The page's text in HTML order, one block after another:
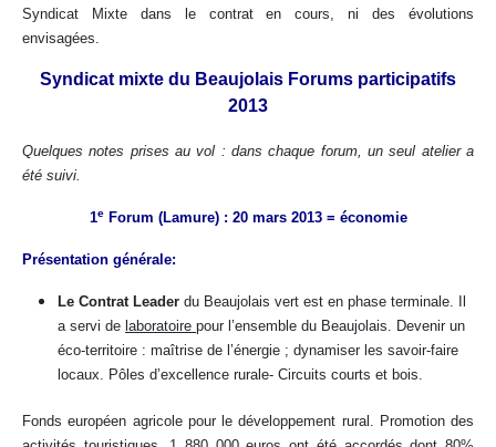
Syndicat Mixte dans le contrat en cours, ni des évolutions
envisagées.
Syndicat mixte du Beaujolais Forums participatifs
2013
Quelques notes prises au vol : dans chaque forum, un seul atelier a
été suivi.
1eForum (Lamure) : 20 mars 2013 = économie
Présentation générale:
Le Contrat Leader du Beaujolais vert est en phase terminale. Il
a servi de laboratoire pour l’ensemble du Beaujolais. Devenir un
éco-territoire : maîtrise de l’énergie ; dynamiser les savoir-faire
locaux. Pôles d’excellence rurale- Circuits courts et bois.
Fonds européen agricole pour le développement rural. Promotion des